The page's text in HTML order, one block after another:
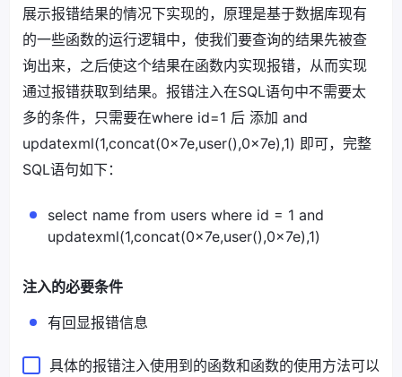
展示报错结果的情况下实现的，原理是基于数据库现有
的一些函数的运行逻辑中，使我们要查询的结果先被查
询出来，之后使这个结果在函数内实现报错，从而实现
通过报错获取到结果。报错注入在SQL语句中不需要太
多的条件，只需要在where id=1 后 添加 and
updatexml(1,concat(0x7e,user(),0x7e),1) 即可，完整
SQL语句如下：
select name from users where id = 1 and
updatexml(1,concat(0x7e,user(),0x7e),1)
注入的必要条件
有回显报错信息
具体的报错注入使用到的函数和函数的使用方法可以